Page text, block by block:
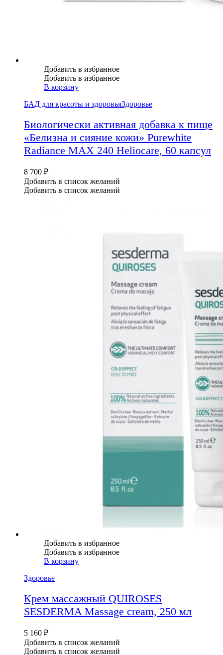
Добавить в избранное
Добавить в избранное
В корзину
БАД для красоты и здоровьяЗдоровье
Биологически активная добавка к пище
«Белизна и сияние кожи» Purewhite
Radiance MAX 240 Heliocare, 60 капсул
8 700 ₽
Добавить в список желаний
Добавить в список желаний
Добавить в избранное
Добавить в избранное
В корзину
Здоровье
Крем массажный QUIROSES
SESDERMA Massage cream, 250 мл
5 160 ₽
Добавить в список желаний
Добавить в список желаний